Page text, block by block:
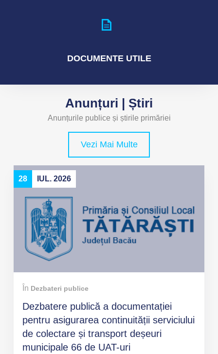
DOCUMENTEUTILE
Anunțuri | Știri
Anunțurile publice și știrile primăriei
Vezi Mai Multe
28 IUL. 2026
În Dezbateri publice
Dezbatere publică a documentației
pentru asigurarea continuității serviciului
de colectare și transport deșeuri
municipale 66 de UAT-uri